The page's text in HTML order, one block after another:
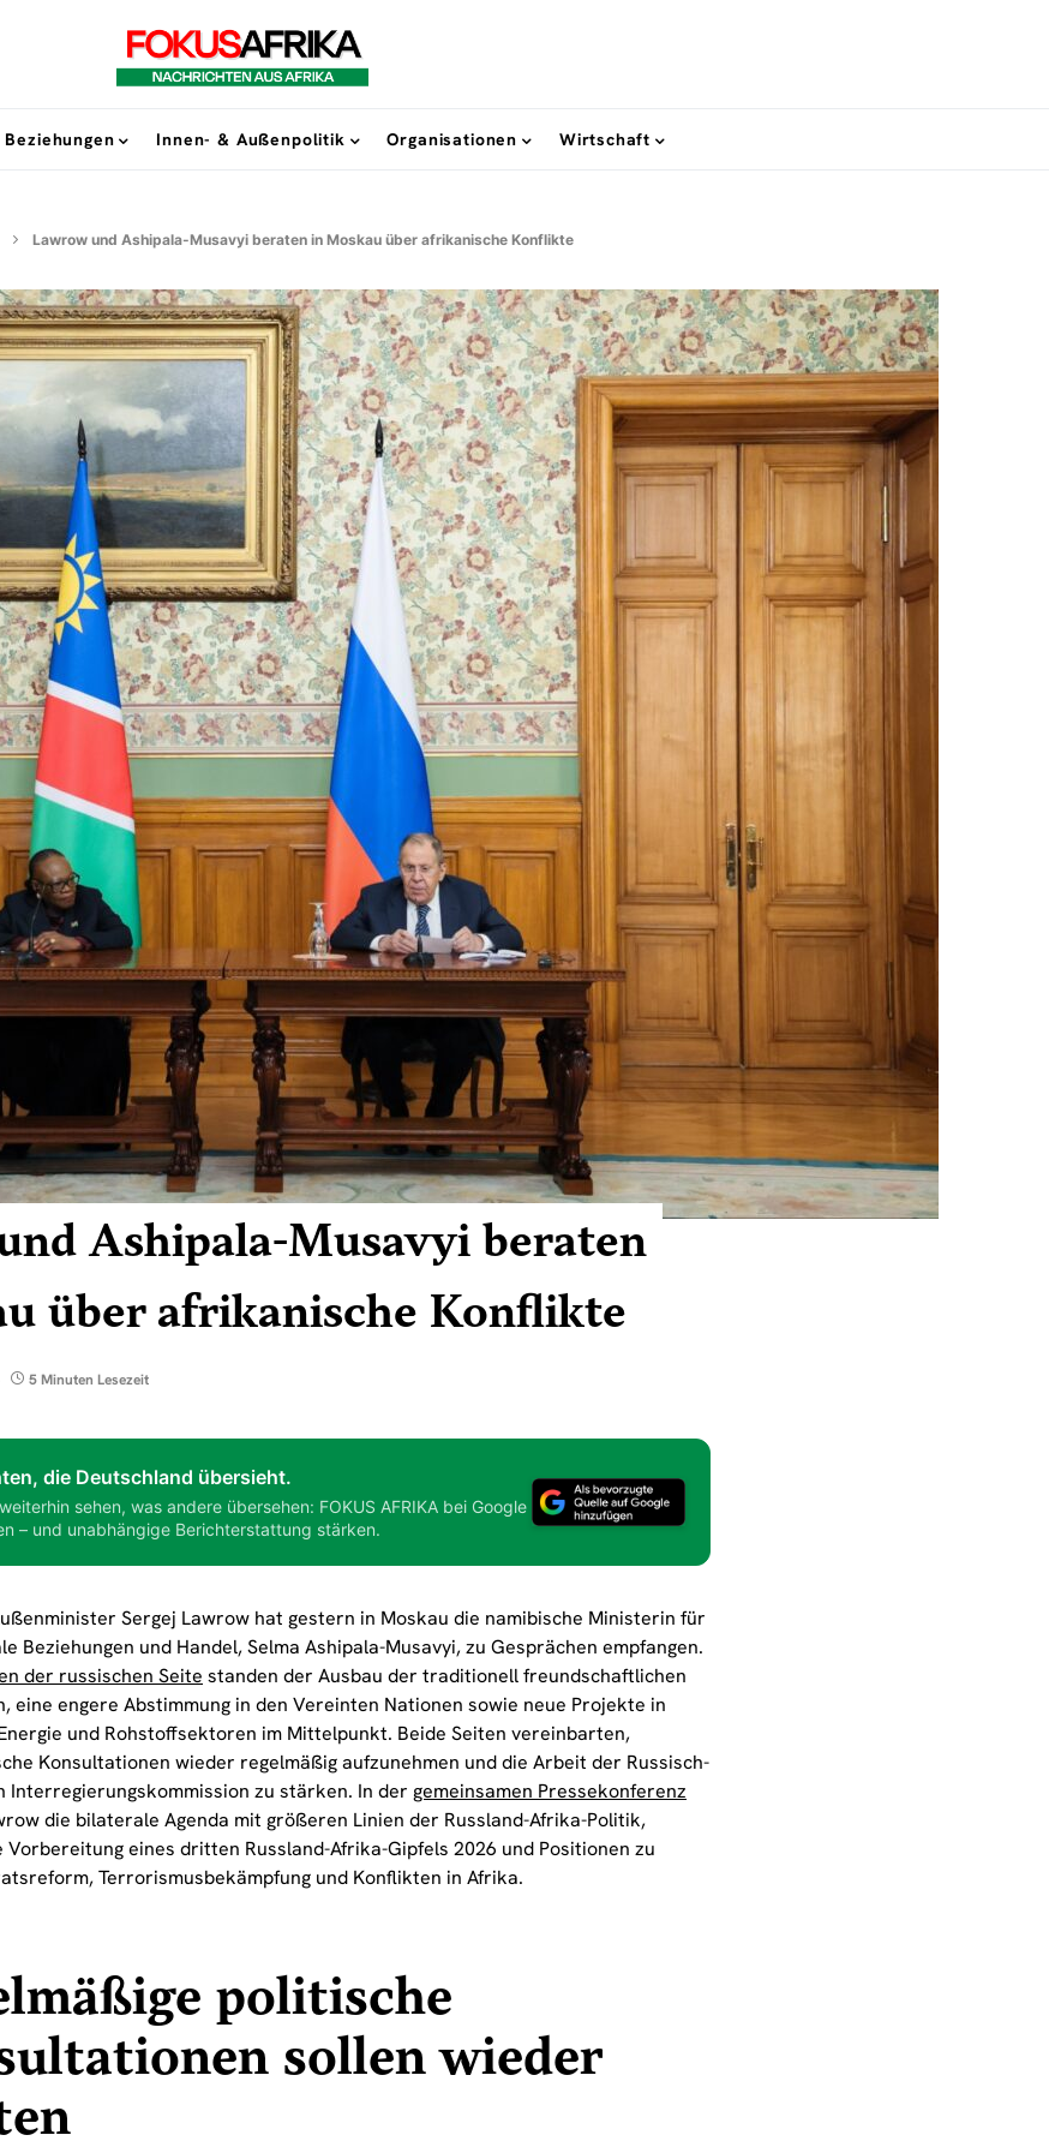
Innen- & Außenpolitik Organisationen Wirtschaft
Lawrow und Ashipala-Musavyi beraten in Moskau über afrikanische Konflikte
Ashipala-Musavyi beraten
über afrikanische Konflikte
5 Minuten Lesezeit
die Deutschland übersieht.
sehen, was andere übersehen: FOKUS AFRIKA bei Google
– und unabhängige Berichterstattung stärken.
Sergej Lawrow hat gestern in Moskau die namibische Ministerin für
Beziehungen und Handel, Selma Ashipala-Musavyi, zu Gesprächen empfangen.
der russischen Seite standen der Ausbau der traditionell freundschaftlichen
eine engere Abstimmung in den Vereinten Nationen sowie neue Projekte in
und Rohstoffsektoren im Mittelpunkt. Beide Seiten vereinbarten,
Konsultationen wieder regelmäßig aufzunehmen und die Arbeit der Russisch-
Interregierungskommission zu stärken. In der gemeinsamen Pressekonferenz
die bilaterale Agenda mit größeren Linien der Russland-Afrika-Politik,
eines dritten Russland-Afrika-Gipfels 2026 und Positionen zu
Terrorismusbekämpfung und Konflikten in Afrika.
politische
sollen wieder